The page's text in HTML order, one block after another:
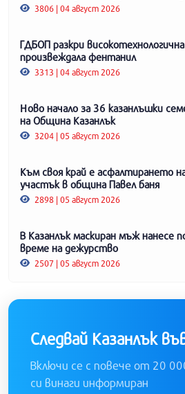
3806 | 04 август 2026
ГДБОП разкри
произвеждала фентанил
3313 | 04 август 2026
Ново начало за 36 казанлъшки
на Община Казанлък
3204 | 05 август 2026
Към своя край е асфалтирането
участък в община Павел баня
2898 | 05 август 2026
В Казанлък маскиран мъж нанесе
време на дежурство
2507 | 05 август 2026
Следвай Казанлък
Включи се с повече от 20
си винаги информиран